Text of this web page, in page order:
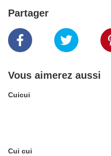
Partager
Vous aimerez aussi
Cuicui
Cui cui